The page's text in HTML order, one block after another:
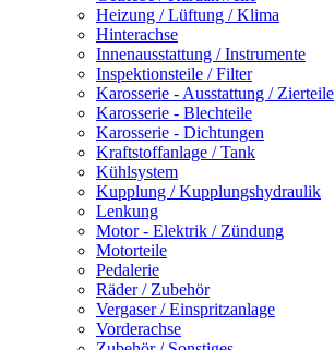
Heizung / Lüftung / Klima
Hinterachse
Innenausstattung / Instrumente
Inspektionsteile / Filter
Karosserie - Ausstattung / Zierteile
Karosserie - Blechteile
Karosserie - Dichtungen
Kraftstoffanlage / Tank
Kühlsystem
Kupplung / Kupplungshydraulik
Lenkung
Motor - Elektrik / Zündung
Motorteile
Pedalerie
Räder / Zubehör
Vergaser / Einspritzanlage
Vorderachse